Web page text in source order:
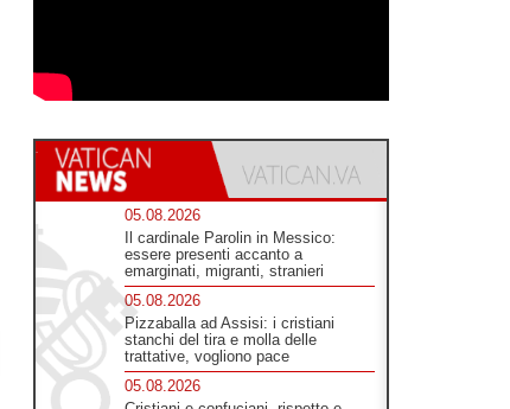
05.08.2026
Il cardinale Parolin in Messico:
essere presenti accanto a
emarginati, migranti, stranieri
05.08.2026
Pizzaballa ad Assisi: i cristiani
stanchi del tira e molla delle
trattative, vogliono pace
05.08.2026